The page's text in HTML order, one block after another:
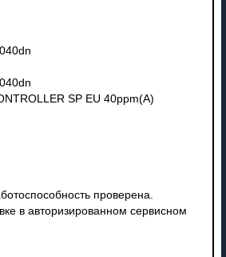
SP EU 40ppm(A)
проверена.
в авторизированном сервисном